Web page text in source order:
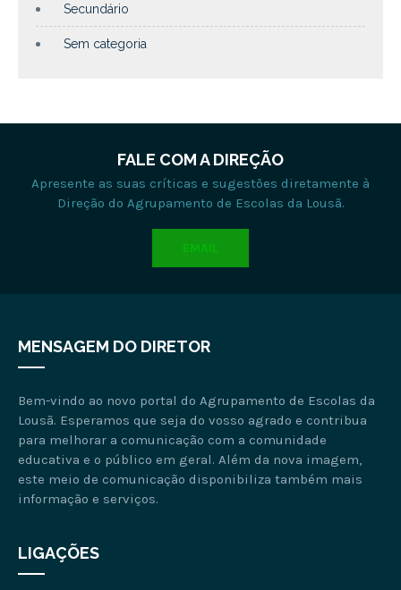
Secundário
Sem categoria
FALE COM A DIREÇÃO
Apresente as suas críticas e sugestões diretamente à
Direção do Agrupamento de Escolas da Lousã.
EMAIL
MENSAGEM DO DIRETOR
Bem-vindo ao novo portal do Agrupamento de Escolas da
Lousã. Esperamos que seja do vosso agrado e contribua
para melhorar a comunicação com a comunidade
educativa e o público em geral. Além da nova imagem,
este meio de comunicação disponibiliza também mais
informação e serviços.
LIGAÇÕES